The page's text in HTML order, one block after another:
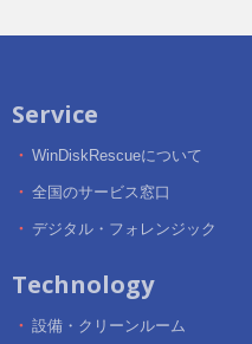
Service
WinDiskRescueについて
全国のサービス窓口
デジタル・フォレンジック
Technology
設備・クリーンルーム